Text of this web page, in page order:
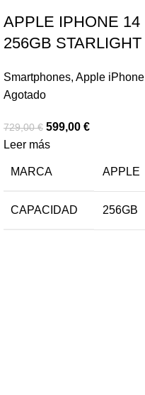
APPLE IPHONE 14
256GB STARLIGHT
Smartphones, Apple iPhone
Agotado
729,00€ 599,00 €
Leer más
MARCA APPLE
CAPACIDAD 256GB